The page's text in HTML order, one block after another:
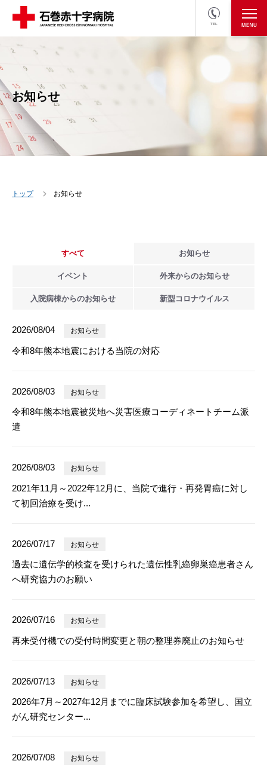
TEL
医療関係者の方
お知らせ
トップ お知らせ
すべて お知らせ
イベント 外来からのお知らせ
入院病棟からのお知らせ 新型 コロナウイルス
2026/08/04 お知らせ
令和8年熊本地震における当院の対応
2026/08/03 お知らせ
令和8年熊本地震被災地へ災害医療コーディネートチーム派
遣
2026/08/03 お知らせ
2021年11月～2022年12月に、当院で進行・再発胃癌に対し
て初回治療を受け...
2026/07/17 お知らせ
過去に遺伝学的検査を受けられた遺伝性乳癌卵巣癌患者さん
へ研究協力のお願い
2026/07/16 お知らせ
再来受付機での受付時間変更と朝の整理券廃止のお知らせ
2026/07/13 お知らせ
2026年7月～2027年12月までに臨床試験参加を希望し、国立
がん研究センター...
2026/07/08 お知らせ